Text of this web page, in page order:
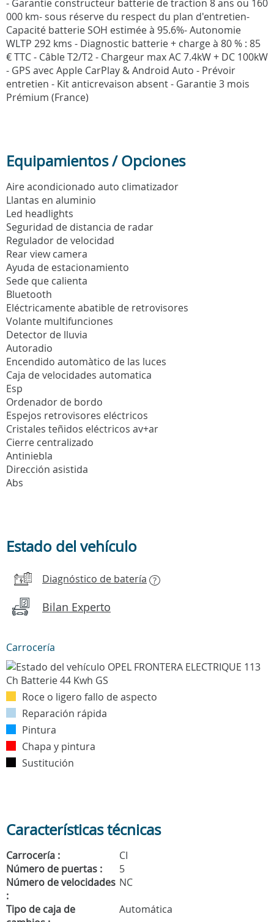
- Garantie constructeur batterie de traction 8 ans ou 160
000 km- sous réserve du respect du plan d'entretien-
Capacité batterie SOH estimée à 95.6%- Autonomie
WLTP 292 kms - Diagnostic batterie + charge à 80 % : 85
€ TTC - Câble T2/T2 - Chargeur max AC 7.4kW + DC 100kW
- GPS avec Apple CarPlay & Android Auto - Prévoir
entretien - Kit anticrevaison absent - Garantie 3 mois
Prémium (France)
Equipamientos / Opciones
Aire acondicionado auto climatizador
Llantas en aluminio
Led headlights
Seguridad de distancia de radar
Regulador de velocidad
Rear view camera
Ayuda de estacionamiento
Sede que calienta
Bluetooth
Eléctricamente abatible de retrovisores
Volante multifunciones
Detector de lluvia
Autoradio
Encendido automàtico de las luces
Caja de velocidades automatica
Esp
Ordenador de bordo
Espejos retrovisores eléctricos
Cristales teñidos eléctricos av+ar
Cierre centralizado
Antiniebla
Dirección asistida
Abs
Estado del vehículo
Diagnóstico de batería ?
Bilan Experto
Carrocería
Roce o ligero fallo de aspecto
Reparación rápida
Pintura
Chapa y pintura
Sustitución
Características técnicas
Carrocería :
CI
Número de puertas :
5
Número de velocidades
:
NC
Tipo de caja de
Automática